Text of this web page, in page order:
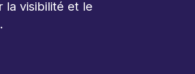
la visibilité et le